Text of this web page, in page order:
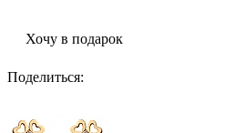
Хочу в подарок
Поделиться: